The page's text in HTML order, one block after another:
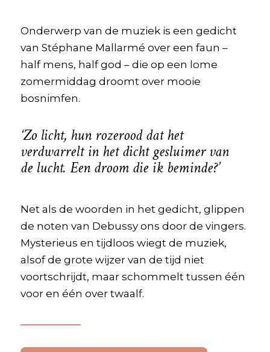
Onderwerp van de muziek is een gedicht
van Stéphane Mallarmé over een faun –
half mens, half god – die op een lome
zomermiddag droomt over mooie
bosnimfen.
‘Zo licht, hun rozerood dat het
verdwarrelt in het dicht gesluimer van
de lucht. Een droom die ik beminde?’
Net als de woorden in het gedicht, glippen
de noten van Debussy ons door de vingers.
Mysterieus en tijdloos wiegt de muziek,
alsof de grote wijzer van de tijd niet
voortschrijdt, maar schommelt tussen één
voor en één over twaalf.